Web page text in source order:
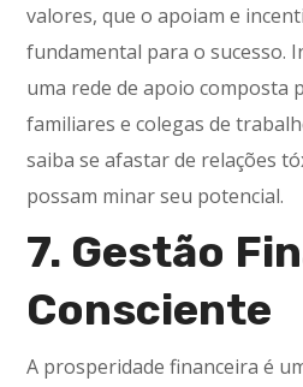
valores, que o apoiam e
fundamental para o sucesso.
uma rede de apoio composta
familiares e colegas de
saiba se afastar de relações
possam minar seu potencial.
7. Gestão
Consciente
A prosperidade financeira é